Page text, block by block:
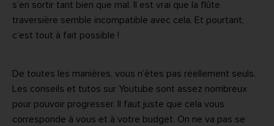
s’en sortir tant bien que mal. Il est vrai que la flûte
traversière semble incompatible avec cela. Et pourtant,
c’est tout à fait possible !
De toutes les manières, vous n’êtes pas réellement seuls.
Les conseils et tutos sur Youtube sont assez nombreux
pour pouvoir progresser. Il faut juste que cela vous
corresponde à vous et à votre budget. On ne va pas se